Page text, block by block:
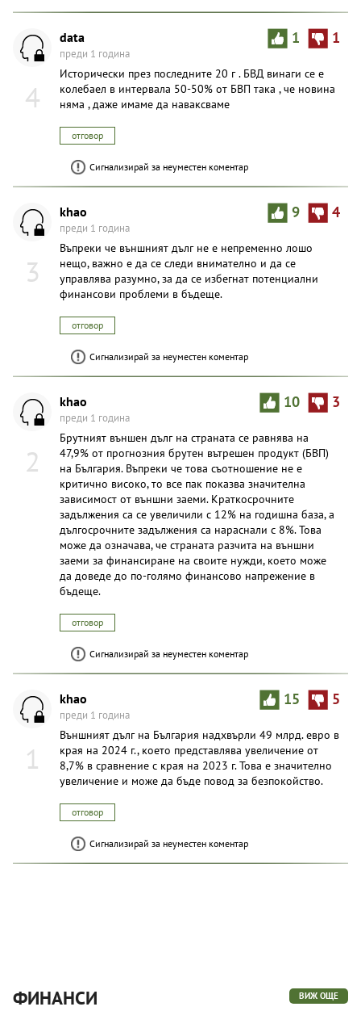
4
1 1
data
преди 1 година
Исторически през последните 20 г . БВД винаги се е
колебаел в интервала 50-50% от БВП така , че новина
няма , даже имаме да наваксваме
отговор
Сигнализирай за неуместен коментар
3
9 4
khаo
преди 1 година
Въпреки че външният дълг не е непременно лошо
нещо, важно е да се следи внимателно и да се
управлява разумно, за да се избегнат потенциални
финансови проблеми в бъдеще.
отговор
Сигнализирай за неуместен коментар
2
10 3
khаo
преди 1 година
Брутният външен дълг на страната се равнява на
47,9% от прогнозния брутен вътрешен продукт (БВП)
на България. Въпреки че това съотношение не е
критично високо, то все пак показва значителна
зависимост от външни заеми. Краткосрочните
задължения са се увеличили с 12% на годишна база, а
дългосрочните задължения са нараснали с 8%. Това
може да означава, че страната разчита на външни
заеми за финансиране на своите нужди, което може
да доведе до по-голямо финансово напрежение в
бъдеще.
отговор
Сигнализирай за неуместен коментар
1
15 5
khаo
преди 1 година
Външният дълг на България надхвърли 49 млрд. евро в
края на 2024 г., което представлява увеличение от
8,7% в сравнение с края на 2023 г. Това е значително
увеличение и може да бъде повод за безпокойство.
отговор
Сигнализирай за неуместен коментар
ФИНАНСИ ВИЖ ОЩЕ